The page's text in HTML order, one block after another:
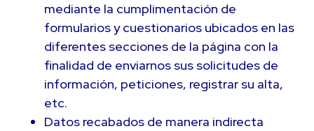
mediante la cumplimentación de
formularios y cuestionarios ubicados en las
diferentes secciones de la página con la
finalidad de enviarnos sus solicitudes de
información, peticiones, registrar su alta,
etc.
Datos recabados de manera indirecta